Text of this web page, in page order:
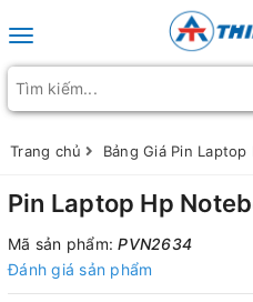
Toggle navigation
Trang chủ Bảng Giá Pin Laptop
Pin Laptop Hp
Mã sản phẩm:PVN2634
Đánh giá sản phẩm